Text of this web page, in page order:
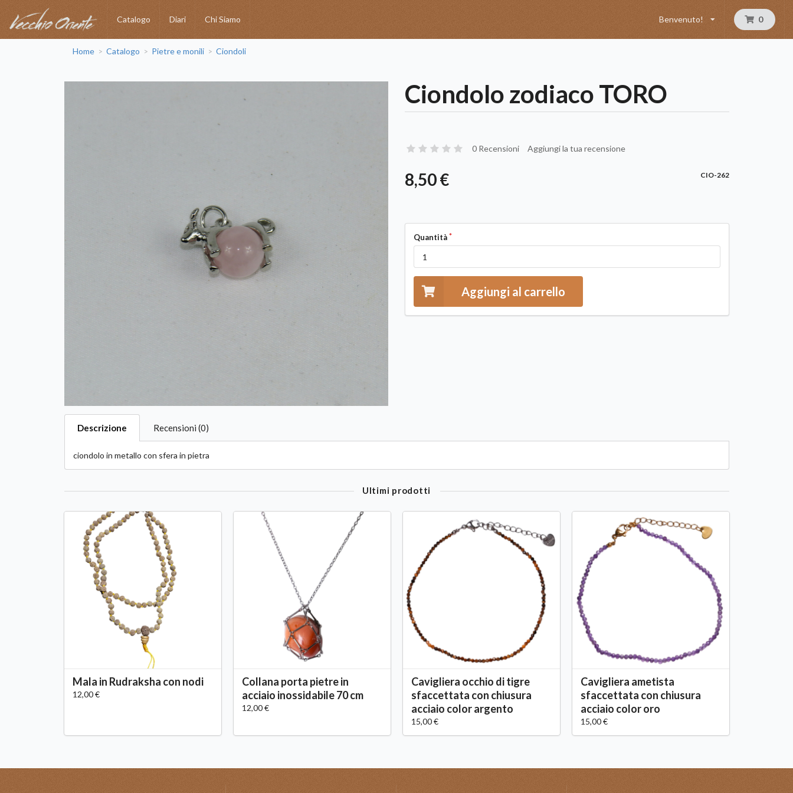
Catalogo Diari Chi Siamo Benvenuto! 0
Home > Catalogo > Pietre e monili > Ciondoli
Ciondolo zodiaco TORO
0 Recensioni Aggiungi la tua recensione
8,50 € CIO-262
Quantità
Aggiungi al carrello
Descrizione Recensioni (0)
ciondolo in metallo con sfera in pietra
Ultimi prodotti
Mala in Rudraksha con nodi
12,00 €
Collana porta pietre in
acciaio inossidabile 70 cm
12,00 €
Cavigliera occhio di tigre
sfaccettata con chiusura
acciaio color argento
15,00 €
Cavigliera ametista
sfaccettata con chiusura
acciaio color oro
15,00 €